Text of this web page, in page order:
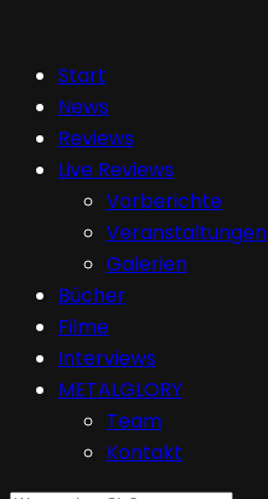
Start
News
Reviews
Live Reviews
Vorberichte
Veranstaltungen
Galerien
Bücher
Filme
Interviews
METALGLORY
Team
Kontakt